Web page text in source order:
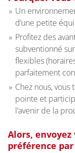
Un
d’une petite
Profitez des
subventionné
flexibles
parfaitement
Chez nous,
pointe et
l’avenir de la
Alors,
préférence